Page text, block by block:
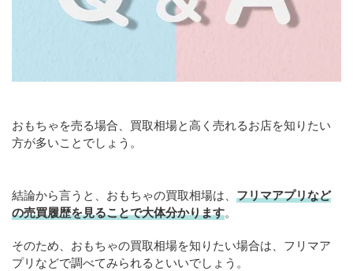
おもちゃを売る場合、買取相場と高く売れるお店を知りたい
方が多いことでしょう。
結論から言うと、おもちゃの買取相場は、 フリマアプリなど
の売買履歴を見ることで大体分かります。
そのため、おもちゃの買取相場を知りたい場合は、フリマア
プリなどで調べてみられるといいでしょう。